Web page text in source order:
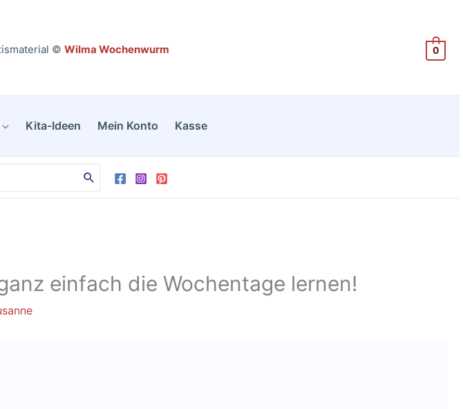
© Wilma Wochenwurm 0
Kita-Ideen Mein Konto Kasse
einfach die Wochentage lernen!